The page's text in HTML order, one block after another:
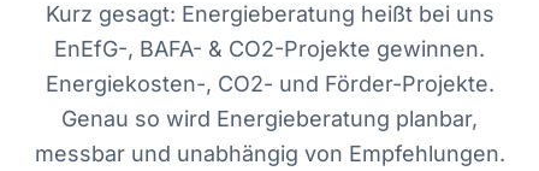
Kurz gesagt: Energieberatung heißt bei uns
EnEfG-, BAFA- & CO2-Projekte gewinnen.
Energiekosten-, CO2- und Förder-Projekte.
Genau so wird Energieberatung planbar,
messbar und unabhängig von Empfehlungen.